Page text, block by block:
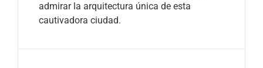
admirar la arquitectura única de esta
cautivadora ciudad.